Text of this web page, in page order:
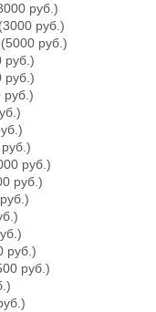
руб.)
(3000 руб.)
(5000 руб.)
руб.)
руб.)
руб.)
руб.)
руб.)
руб.)
руб.)